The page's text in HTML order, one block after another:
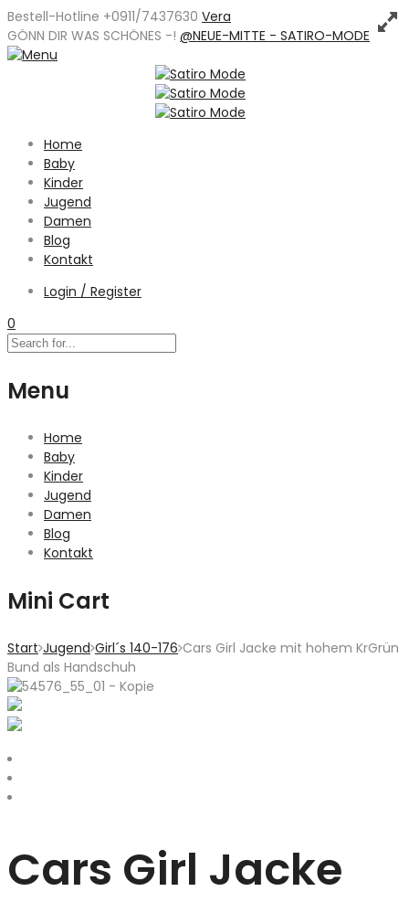
Bestell-Hotline +0911/7437630 Vera
GÖNN DIR WAS SCHÖNES -! @NEUE-MITTE - SATIRO-MODE
Home
Baby
Kinder
Jugend
Damen
Blog
Kontakt
Login / Register
0
Menu
Home
Baby
Kinder
Jugend
Damen
Blog
Kontakt
Mini Cart
Start Jugend Girl´s 140-176 Cars Girl Jacke mit hohem KrGrün
Bund als Handschuh
Cars Girl Jacke